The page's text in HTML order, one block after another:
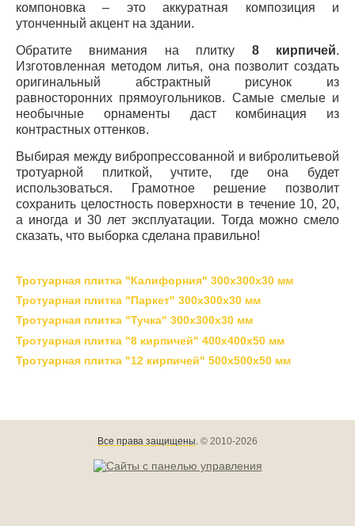
компоновка – это аккуратная композиция и
утонченный акцент на здании.
Обратите внимания на плитку 8 кирпичей.
Изготовленная методом литья, она позволит создать
оригинальный абстрактный рисунок из
равносторонних прямоугольников. Самые смелые и
необычные орнаменты даст комбинация из
контрастных оттенков.
Выбирая между вибропрессованной и вибролитьевой
тротуарной плиткой, учтите, где она будет
использоваться. Грамотное решение позволит
сохранить целостность поверхности в течение 10, 20,
а иногда и 30 лет эксплуатации. Тогда можно смело
сказать, что выборка сделана правильно!
Тротуарная плитка "Калифорния" 300х300х30 мм
Тротуарная плитка "Паркет" 300х300х30 мм
Тротуарная плитка "Тучка" 300х300х30 мм
Тротуарная плитка "8 кирпичей" 400х400х50 мм
Тротуарная плитка "12 кирпичей" 500х500х50 мм
Все права защищены. © 2010-2026